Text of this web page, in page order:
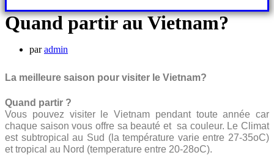
Quand partir au Vietnam?
paradmin
La meilleure saison pour visiter le Vietnam?
Quand partir ?
Vous pouvez visiter le Vietnam pendant toute année car
chaque saison vous offre sa beauté et sa couleur. Le Climat
est subtropical au Sud (la température varie entre 27-35oC)
et tropical au Nord (temperature entre 20-28oC).